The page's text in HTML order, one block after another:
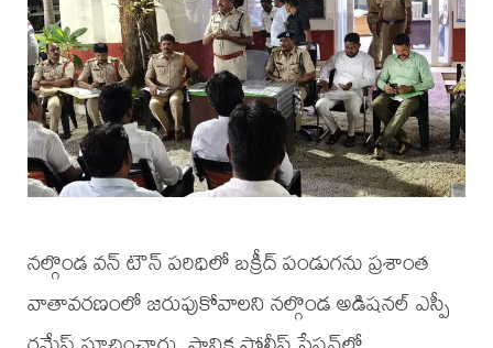
నల్గొండ వన్ టౌన్ పరిధిలో బక్రీద్ పండుగను ప్రశాంత
వాతావరణంలో జరుపుకోవాలని నల్గొండ అడిషనల్ ఎస్పీ